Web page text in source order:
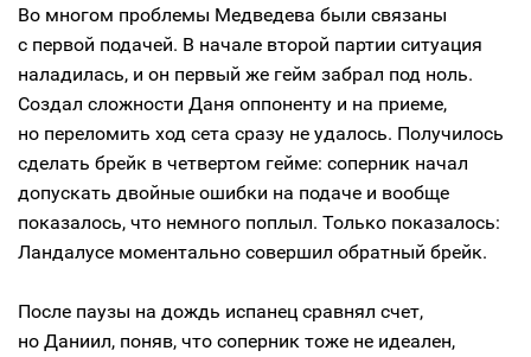
Во многом проблемы Медведева были связаны
с первой подачей. В начале второй партии ситуация
наладилась, и он первый же гейм забрал под ноль.
Создал сложности Даня оппоненту и на приеме,
но переломить ход сета сразу не удалось. Получилось
сделать брейк в четвертом гейме: соперник начал
допускать двойные ошибки на подаче и вообще
показалось, что немного поплыл. Только показалось:
Ландалусе моментально совершил обратный брейк.
После паузы на дождь испанец сравнял счет,
но Даниил, поняв, что соперник тоже не идеален,